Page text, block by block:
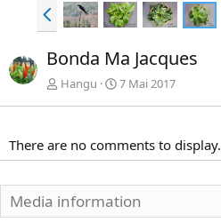
V
o
h
e
e
Bonda Ma Jacques
Hangu 7 Mai 2017
There are no comments to display.
Media information